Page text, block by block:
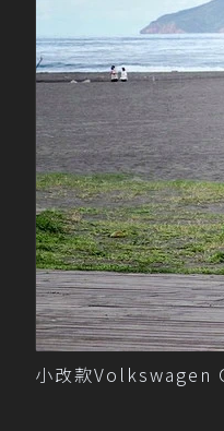
小改款Volkswagen